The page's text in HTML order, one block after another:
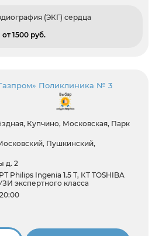
(ЭКГ) сердца
от 1500 pуб.
Поликлиника № 3
Купчино, Московская, Парк
Пушкинский,
д. 2
Philips Ingenia 1.5 Т, КТ TOSHIBA
экспертного класса